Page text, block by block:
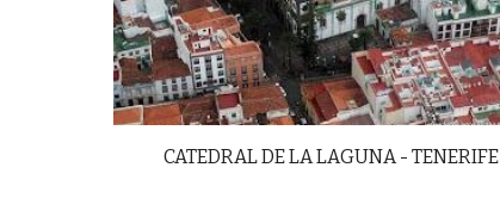
CATEDRAL DE LA LAGUNA - TENERIFE